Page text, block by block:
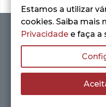
Estamos a utilizar
cookies. Saiba mais
Privacidade e faça a